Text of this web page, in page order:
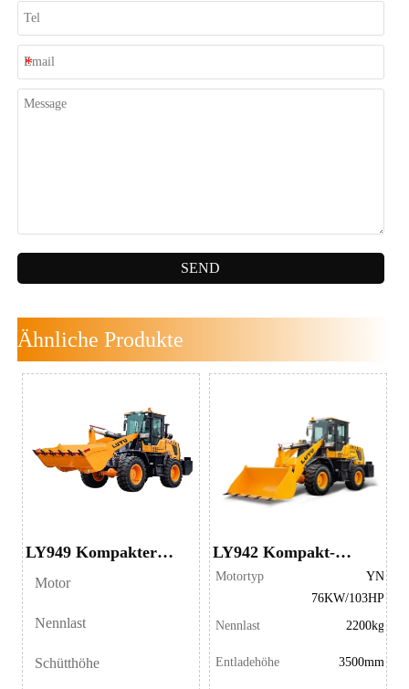
SEND
Ähnliche Produkte
LY949 Kompakter
Radlader
Motor
Nennlast
Schütthöhe
LY942 Kompakt-
Radlader
Motortyp
YN
76KW/103HP
Nennlast
2200kg
Entladehöhe 3500mm